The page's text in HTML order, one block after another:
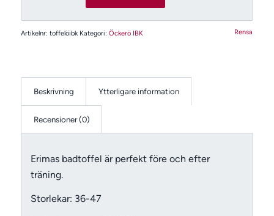
Rensa
Artikelnr: toffelöibk Kategori: Öckerö IBK
Beskrivning Ytterligare information
Recensioner (0)
Erimas badtoffel är perfekt före och efter
träning.
Storlekar: 36-47